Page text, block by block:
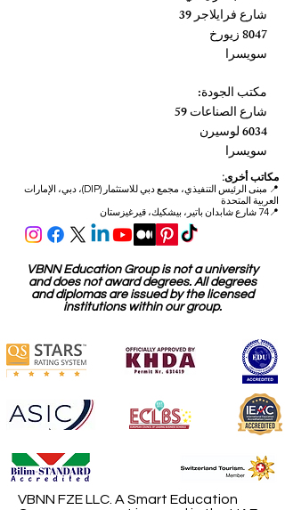
المكتب الرئيسي:
شارع فرايلاجر 39
8047 زيورخ
مكتب الجودة:
شارع الصناعات 59
6034 لوسيرن
سويسرا
مكاتب أخرى:
📍
VBNN Education Group is not a university
and does not award degrees. All degrees